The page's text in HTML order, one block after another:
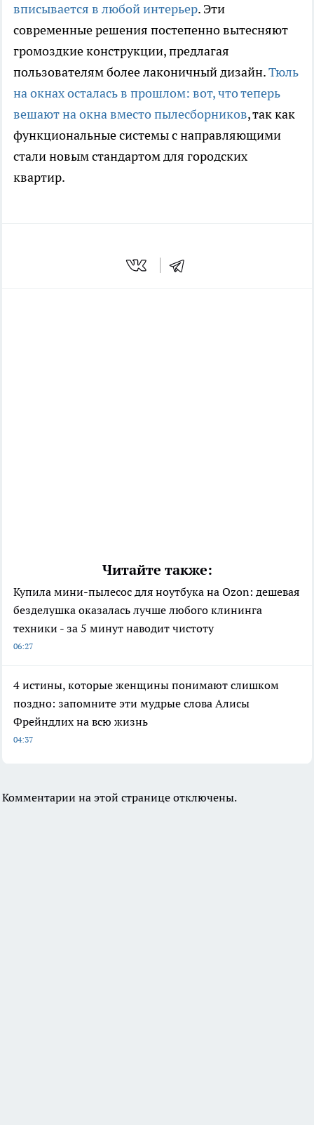
вписывается в любой интерьер. Эти
современные решения постепенно вытесняют
громоздкие конструкции, предлагая
пользователям более лаконичный дизайн.Тюль
на окнах осталась в прошлом: вот, что теперь
вешают на окна вместо пылесборников, так как
функциональные системы с направляющими
стали новым стандартом для городских
квартир.
Читайте также:
Купила мини-пылесос для ноутбука на Ozon: дешевая
безделушка оказалась лучше любого клининга
техники - за 5 минут наводит чистоту
06:27
4 истины, которые женщины понимают слишком
поздно: запомните эти мудрые слова Алисы
Фрейндлих на всю жизнь
04:37
Комментарии на этой странице отключены.